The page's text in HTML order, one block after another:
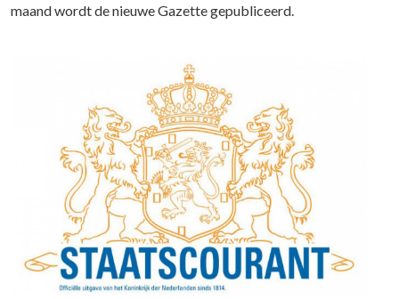
maand wordt de nieuwe Gazette gepubliceerd.